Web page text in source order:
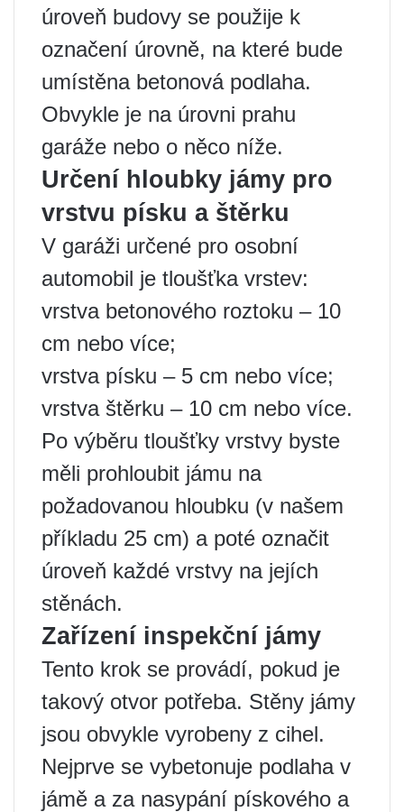
úroveň budovy se použije k
označení úrovně, na které bude
umístěna betonová podlaha.
Obvykle je na úrovni prahu
garáže nebo o něco níže.
Určení hloubky jámy pro
vrstvu písku a štěrku
V garáži určené pro osobní
automobil je tloušťka vrstev:
vrstva betonového roztoku – 10
cm nebo více;
vrstva písku – 5 cm nebo více;
vrstva štěrku – 10 cm nebo více.
Po výběru tloušťky vrstvy byste
měli prohloubit jámu na
požadovanou hloubku (v našem
příkladu 25 cm) a poté označit
úroveň každé vrstvy na jejích
stěnách.
Zařízení inspekční jámy
Tento krok se provádí, pokud je
takový otvor potřeba. Stěny jámy
jsou obvykle vyrobeny z cihel.
Nejprve se vybetonuje podlaha v
jámě a za nasypání pískového a